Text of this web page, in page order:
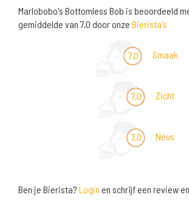
Marlobobo's Bottomless Bob is beoordeeld
gemiddelde van 7,0 door onze Bierista's
7,0 Smaak
7,0 Zicht
7,0 Neus
Ben je Bierista? Login en schrijf een review